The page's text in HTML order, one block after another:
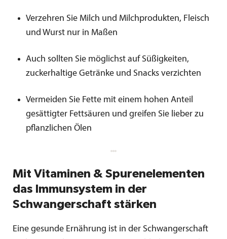
Verzehren Sie Milch und Milchprodukten, Fleisch
und Wurst nur in Maßen
Auch sollten Sie möglichst auf Süßigkeiten,
zuckerhaltige Getränke und Snacks verzichten
Vermeiden Sie Fette mit einem hohen Anteil
gesättigter Fettsäuren und greifen Sie lieber zu
pflanzlichen Ölen
Mit Vitaminen & Spurenelementen
das Immunsystem in der
Schwangerschaft stärken
Eine gesunde Ernährung ist in der Schwangerschaft